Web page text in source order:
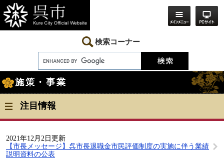
ー
ジ
の
ニ
ュ
ー
て
本
文
へ
検索コーナー
文
施策・事業
注目情報
2021年12月2日更新
【市長メッセージ】呉市長退職金市民評価制度の実施に伴う業績
説明資料の公表